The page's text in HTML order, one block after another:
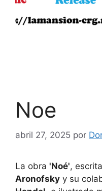
Noe
abril 27, 2025 por
La obra 'Noé',
Aronofsky y su